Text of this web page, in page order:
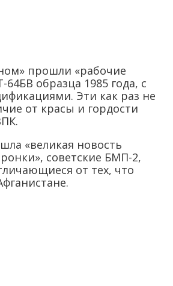
прошли «рабочие
образца 1985 года, с
Эти как раз не
от красы и гордости
«великая новость
советские БМП-2,
от тех, что